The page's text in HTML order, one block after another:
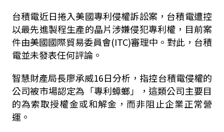
台積電近日捲入美國專利侵權訴訟案，台積電遭控
以最先進製程生產的晶片涉嫌侵犯專利權，目前案
件由美國國際貿易委員會(ITC)審理中。對此，台積
電並未發表任何評論。
智慧財產局長廖承威16日分析，指控台積電侵權的
公司被市場認定為「專利蟑螂」，這類公司主要目
的為索取授權金或和解金，而非阻止企業正常營
運。